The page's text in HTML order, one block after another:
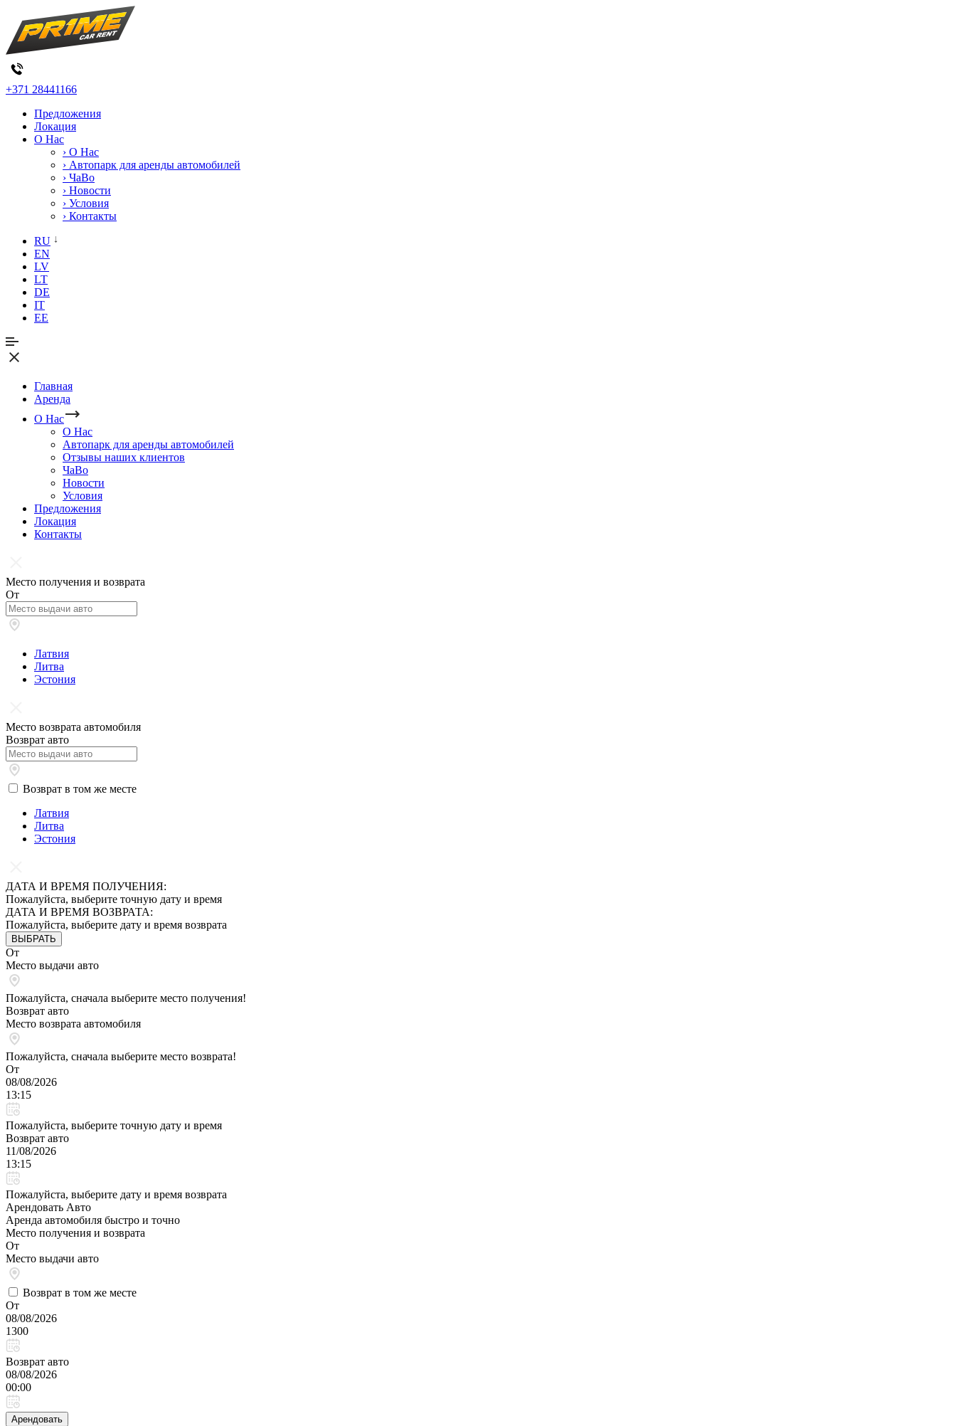
+371 28441166
Предложения
Локация
О Нас
› О Нас
› Автопарк для аренды автомобилей
› ЧаВо
› Новости
› Условия
› Контакты
RU
EN
LV
LT
DE
IT
EE
Главная
Аренда
О Нас
О Нас
Автопарк для аренды автомобилей
Отзывы наших клиентов
ЧаВо
Новости
Условия
Предложения
Локация
Контакты
Место получения и возврата
От
Латвия
Литва
Эстония
Место возврата автомобиля
Возврат авто
Возврат в том же месте
Латвия
Литва
Эстония
ДАТА И ВРЕМЯ ПОЛУЧЕНИЯ:
Пожалуйста, выберите точную дату и время
ДАТА И ВРЕМЯ ВОЗВРАТА:
Пожалуйста, выберите дату и время возврата
ВЫБРАТЬ
От
Место выдачи авто
Пожалуйста, сначала выберите место получения!
Возврат авто
Место возврата автомобиля
Пожалуйста, сначала выберите место возврата!
От
08/08/2026
13:15
Пожалуйста, выберите точную дату и время
Возврат авто
11/08/2026
13:15
Пожалуйста, выберите дату и время возврата
Арендовать Авто
Аренда автомобиля быстро и точно
Место получения и возврата
От
Место выдачи авто
Возврат в том же месте
От
08/08/2026
1300
Возврат авто
08/08/2026
00:00
Арендовать